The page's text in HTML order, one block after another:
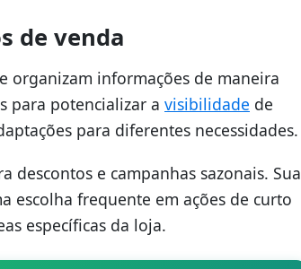
de venda
organizam informações de maneira
para potencializar a visibilidade de
para diferentes necessidades.
descontos e campanhas sazonais. Sua
escolha frequente em ações de curto
específicas da loja.